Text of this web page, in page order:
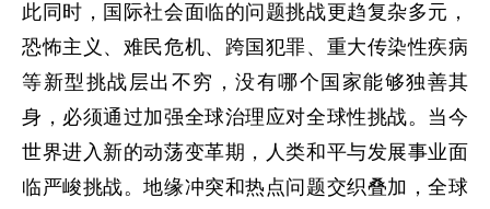
此同时，国际社会面临的问题挑战更趋复杂多元，
恐怖主义、难民危机、跨国犯罪、重大传染性疾病
等新型挑战层出不穷，没有哪个国家能够独善其
身，必须通过加强全球治理应对全球性挑战。当今
世界进入新的动荡变革期，人类和平与发展事业面
临严峻挑战。地缘冲突和热点问题交织叠加，全球